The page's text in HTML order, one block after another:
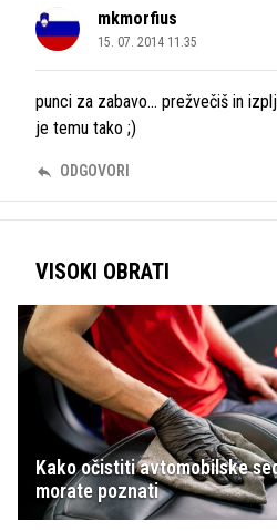
mkmorfius
15. 07. 2014 11.35
punci za zabavo... prežvečiš in
je temu tako ;)
ODGOVORI
VISOKI OBRATI
Kako očistiti avtomobilske
morate poznati